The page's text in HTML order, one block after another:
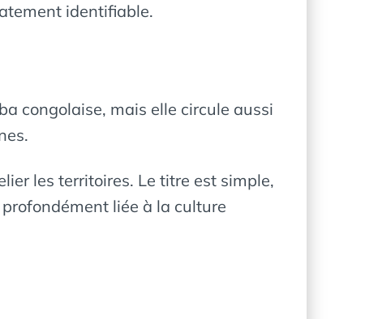
identifiable.
congolaise, mais elle circule aussi
les territoires. Le titre est simple,
liée à la culture